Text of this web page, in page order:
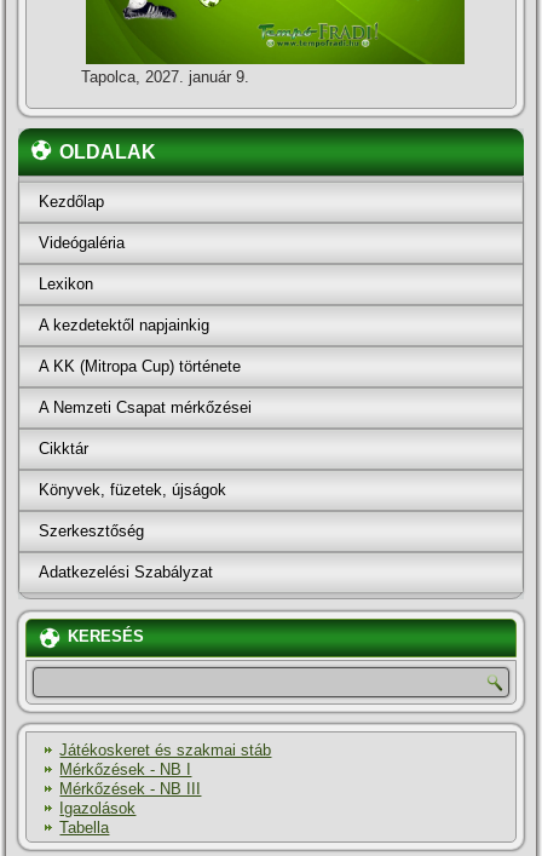
Tapolca, 2027. január 9.
OLDALAK
Kezdőlap
Videógaléria
Lexikon
A kezdetektől napjainkig
A KK (Mitropa Cup) története
A Nemzeti Csapat mérkőzései
Cikktár
Könyvek, füzetek, újságok
Szerkesztőség
Adatkezelési Szabályzat
KERESÉS
Játékoskeret és szakmai stáb
Mérkőzések - NB I
Mérkőzések - NB III
Igazolások
Tabella